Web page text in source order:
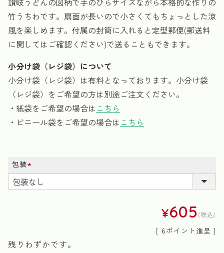
竹うちわです。扇面が長いので小さくてもちょっとした涼
風を楽しめます。付属の封筒に入れると定型郵便(郵送料
に関してはご確認ください)で送ることもできます。
小分け袋（レジ袋）について
小分け袋（レジ袋）は有料となっております。小分け袋
（レジ袋）をご希望の方は別途ご注文ください。
・紙袋をご希望の場合は こちら
・ビニール袋をご希望の場合は こちら
包装
(必
須)
¥605 税込
[ 6ポイント進呈 ]
残りわずかです。